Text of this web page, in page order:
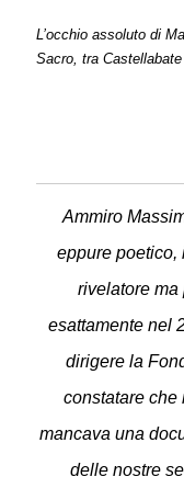
L’occhio assoluto di
Sacro, tra Castellabate
Ammiro
eppure poetico,
rivelatore ma
esattamente nel
dirigere la
constatare che
mancava una
delle nostre